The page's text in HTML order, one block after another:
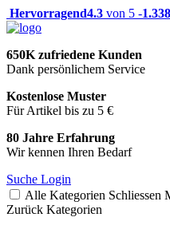
Hervorragend4.3 von 5 -1.338
650K zufriedene Kunden
Dank persönlichem Service
Kostenlose Muster
Für Artikel bis zu 5 €
80 Jahre Erfahrung
Wir kennen Ihren Bedarf
Suche Login
Alle Kategorien Schliessen
Zurück Kategorien